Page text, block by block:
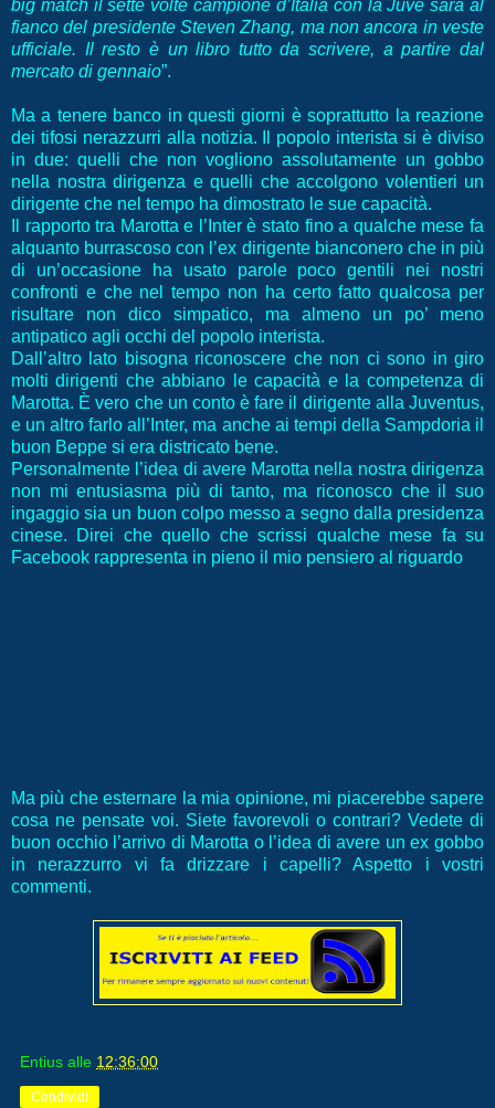
big match il sette volte campione d’Italia con la Juve sarà al
fianco del presidente Steven Zhang, ma non ancora in veste
ufficiale. Il resto è un libro tutto da scrivere, a partire dal
mercato di gennaio”.
Ma a tenere banco in questi giorni è soprattutto la reazione
dei tifosi nerazzurri alla notizia. Il popolo interista si è diviso
in due: quelli che non vogliono assolutamente un gobbo
nella nostra dirigenza e quelli che accolgono volentieri un
dirigente che nel tempo ha dimostrato le sue capacità.
Il rapporto tra Marotta e l’Inter è stato fino a qualche mese fa
alquanto burrascoso con l’ex dirigente bianconero che in più
di un’occasione ha usato parole poco gentili nei nostri
confronti e che nel tempo non ha certo fatto qualcosa per
risultare non dico simpatico, ma almeno un po’ meno
antipatico agli occhi del popolo interista.
Dall’altro lato bisogna riconoscere che non ci sono in giro
molti dirigenti che abbiano le capacità e la competenza di
Marotta. È vero che un conto è fare il dirigente alla Juventus,
e un altro farlo all’Inter, ma anche ai tempi della Sampdoria il
buon Beppe si era districato bene.
Personalmente l’idea di avere Marotta nella nostra dirigenza
non mi entusiasma più di tanto, ma riconosco che il suo
ingaggio sia un buon colpo messo a segno dalla presidenza
cinese. Direi che quello che scrissi qualche mese fa su
Facebook rappresenta in pieno il mio pensiero al riguardo
Ma più che esternare la mia opinione, mi piacerebbe sapere
cosa ne pensate voi. Siete favorevoli o contrari? Vedete di
buon occhio l’arrivo di Marotta o l’idea di avere un ex gobbo
in nerazzurro vi fa drizzare i capelli? Aspetto i vostri
commenti.
Entius alle 12:36:00
Condividi